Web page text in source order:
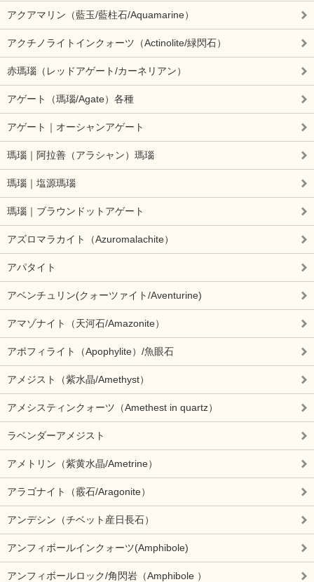
アクアマリン（藍玉/藍柱石/Aquamarine）
アクチノライトインクォーツ（Actinolite/緑閃石）
赤瑪瑙（レッドアゲート/カーネリアン）
アゲート（瑪瑙/Agate）各種
アゲート｜オーシャンアゲート
瑪瑙｜阿拉善（アラシャン）瑪瑙
瑪瑙｜塩源瑪瑙
瑪瑙｜ブラウンドットアゲート
アズロマラカイト（Azuromalachite）
アパタイト
アベンチュリン(クォーツァイト/Aventurine)
アマゾナイト（天河石/Amazonite）
アポフィライト（Apophylite）/魚眼石
アメジスト（紫水晶/Amethyst）
アメシスティンクォーツ（Amethest in quartz）
ラベンダーアメジスト
アメトリン（紫黄水晶/Ametrine）
アラゴナイト（霰石/Aragonite）
アンデシン（チベット産日長石）
アンフィボールインクォーツ(Amphibole)
アンフィボールロック/角閃岩（Amphibole ）